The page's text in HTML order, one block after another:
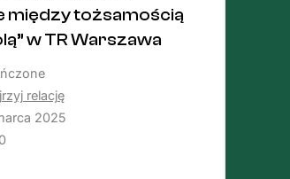
między tożsamością
w TR Warszawa
relację
2025